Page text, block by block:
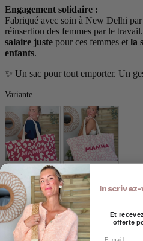
Engagement solidaire :
Fabriqué avec soin à New Delhi
réinsertion des femmes par le
salaire juste pour ces femmes et la
enfants.
✨ Un sac pour tout emporter. Un
VarianteVariante
Ajouter au panier
Et
offerte